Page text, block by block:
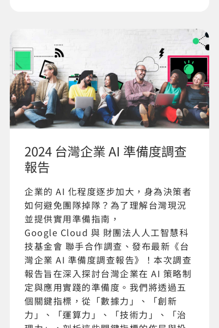
2024 台灣企業 AI 準備度調查
報告
企業的 AI 化程度逐步加大，身為決策者
如何避免團隊掉隊？為了理解台灣現況
並提供實用準備指南，
Google Cloud 與 財團法人人工智慧科
技基金會 聯手合作調查、發布最新《台
灣企業 AI 準備度調查報告》！本次調查
報告旨在深入探討台灣企業在 AI 策略制
定與應用實踐的準備度。我們將透過五
個關鍵指標，從「數據力」、「創新
力」、「運算力」、「技術力」、「治